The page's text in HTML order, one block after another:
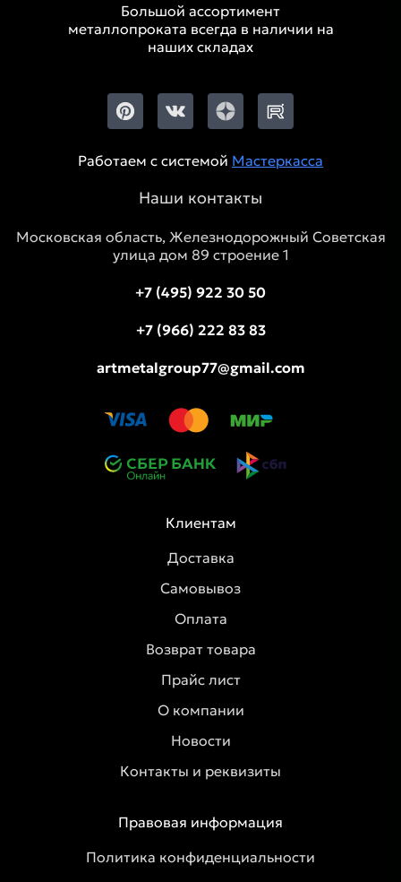
Большой ассортимент
металлопроката всегда в наличии на
наших складах
Работаем с системой Мастеркасса
Наши контакты
Московская область, Железнодорожный Советская
улица дом 89 строение 1
+7 (495) 922 30 50
+7 (966) 222 83 83
artmetalgroup77@gmail.com
Клиентам
Доставка
Самовывоз
Оплата
Возврат товара
Прайс лист
О компании
Новости
Контакты и реквизиты
Правовая информация
Политика конфиденциальности